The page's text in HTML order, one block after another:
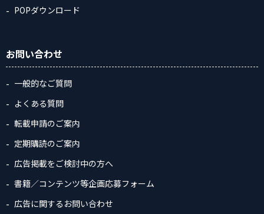
POPダウンロード
お問い合わせ
一般的なご質問
よくある質問
転載申請のご案内
定期購読のご案内
広告掲載をご検討中の方へ
書籍／コンテンツ等企画応募フォーム
広告に関するお問い合わせ